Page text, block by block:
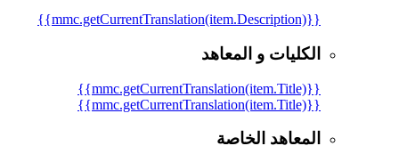
{{mmc.getCurrentTranslation(item.Description)}}
الكليات و المعاهد
{{mmc.getCurrentTranslation(item.Title)}}
{{mmc.getCurrentTranslation(item.Title)}}
المعاهد الخاصة